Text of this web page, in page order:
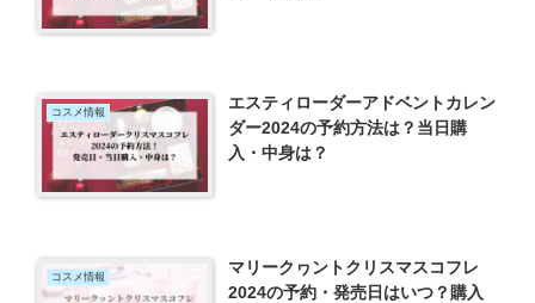
コスメ情報
エスティローダーアドベントカレン
ダー2024の予約方法は？当日購
入・中身は？
コスメ情報
マリークヮントクリスマスコフレ
2024の予約・発売日はいつ？購入